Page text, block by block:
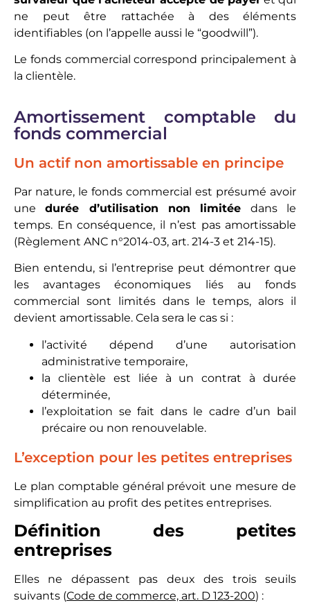
ne peut être rattachée à des éléments
identifiables (on l’appelle aussi le “goodwill”).
Le fonds commercial correspond principalement à
la clientèle.
Amortissement comptable du
fonds commercial
Un actif non amortissable en principe
Par nature, le fonds commercial est présumé avoir
unedurée d’utilisation non limitée dans le
temps. En conséquence, il n’est pas amortissable
(Règlement ANC n°2014-03, art. 214-3 et 214-15).
Bien entendu, si l’entreprise peut démontrer que
les avantages économiques liés au fonds
commercial sont limités dans le temps, alors il
devient amortissable. Cela sera le cas si :
l’activité dépend d’une autorisation
administrative temporaire,
la clientèle est liée à un contrat à durée
déterminée,
l’exploitation se fait dans le cadre d’un bail
précaire ou non renouvelable.
L’exception pour les petites entreprises
Le plan comptable général prévoit une mesure de
simplification au profit des petites entreprises.
Définition des petites
entreprises
Elles ne dépassent pas deux des trois seuils
suivants (Code de commerce, art. D 123-200) :